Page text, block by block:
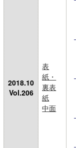
2018.10
Vol.206
表
紙・
裏表
紙
中面